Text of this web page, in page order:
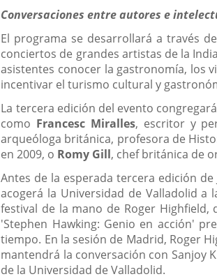
Conversaciones entre autores e
El programa se desarrollará a través
conciertos de grandes artistas de la
asistentes conocer la gastronomía, los
incentivar el turismo cultural y
La tercera edición del evento
como Francesc Miralles, escritor y
arqueóloga británica, profesora de
en 2009, o Romy Gill, chef británica de
Antes de la esperada tercera edición
acogerá la Universidad de Valladolid a
festival de la mano de Roger
'Stephen Hawking: Genio en acción'
tiempo. En la sesión de Madrid, Roger
mantendrá la conversación con Sanjoy
de la Universidad de Valladolid.